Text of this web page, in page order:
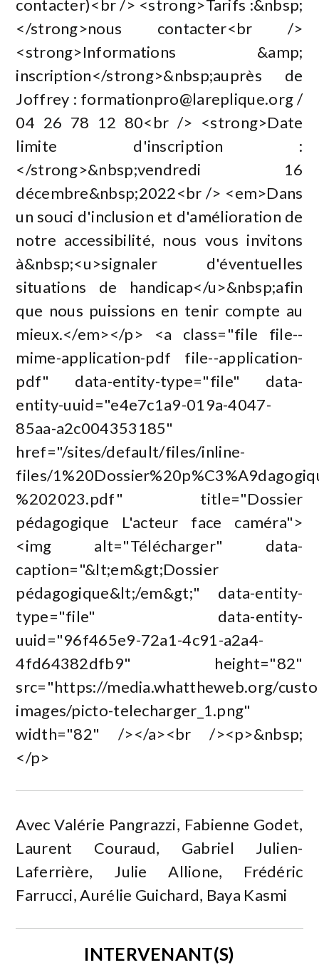
contacter)<br /> <strong>Tarifs :&nbsp;
</strong>nous contacter<br />
<strong>Informations &amp;
inscription</strong>&nbsp;auprès de
Joffrey : formationpro@lareplique.org/
04 26 78 12 80<br /> <strong>Date
limite d'inscription :
</strong>&nbsp;vendredi 16
décembre&nbsp;2022<br /> <em>Dans
un souci d'inclusion et d'amélioration de
notre accessibilité, nous vous invitons
à&nbsp;<u>signaler d'éventuelles
situations de handicap</u>&nbsp;afin
que nous puissions en tenir compte au
mieux.</em></p> <a class="file file--
mime-application-pdf file--application-
pdf" data-entity-type="file" data-
entity-uuid="e4e7c1a9-019a-4047-
85aa-a2c004353185"
href="/sites/default/files/inline-
files/
%202023.pdf" title="Dossier
pédagogique L'acteur face caméra">
<img alt="Télécharger" data-
caption="&lt;em&gt;Dossier
pédagogique&lt;/em&gt;" data-entity-
type="file" data-entity-
uuid="96f465e9-72a1-4c91-a2a4-
4fd64382dfb9" height="82"
src="https://media.whattheweb.org/
images/picto-telecharger_1.png"
width="82" /></a><br /><p>&nbsp;
</p>
Avec Valérie Pangrazzi, Fabienne Godet,
Laurent Couraud, Gabriel Julien-
Laferrière, Julie Allione, Frédéric
Farrucci, Aurélie Guichard, Baya Kasmi
INTERVENANT(S)